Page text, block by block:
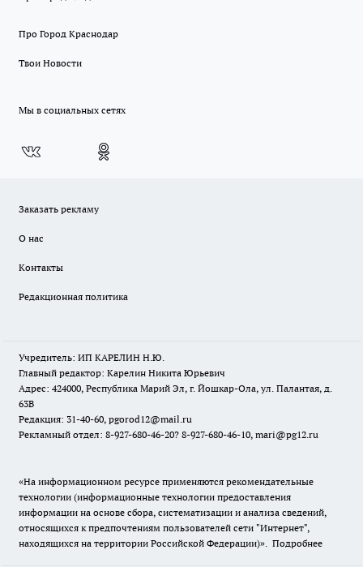
Про Город Краснодар
Твои Новости
Мы в социальных сетях
Заказать рекламу
О нас
Контакты
Редакционная политика
Учредитель: ИП КАРЕЛИН Н.Ю.
Главный редактор: Карелин Никита Юрьевич
Адрес: 424000, Республика Марий Эл, г. Йошкар-Ола, ул. Палантая, д.
63В
Редакция: 31-40-60, pgorod12@mail.ru
Рекламный отдел: 8-927-680-46-20? 8-927-680-46-10, mari@pg12.ru
«На информационном ресурсе применяются рекомендательные
технологии (информационные технологии предоставления
информации на основе сбора, систематизации и анализа сведений,
относящихся к предпочтениям пользователей сети "Интернет",
находящихся на территории Российской Федерации)». Подробнее